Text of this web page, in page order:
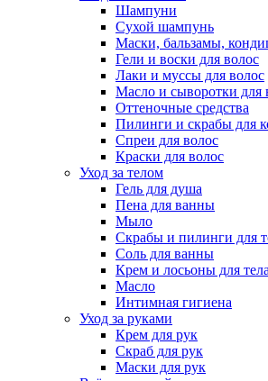
Шампуни
Сухой шампунь
Маски, бальзамы,
Гели и воски для волос
Лаки и муссы для волос
Масло и сыворотки для
Оттеночные средства
Пилинги и скрабы для
Спреи для волос
Краски для волос
Уход за телом
Гель для душа
Пена для ванны
Мыло
Скрабы и пилинги для
Соль для ванны
Крем и лосьоны для тела
Масло
Интимная гигиена
Уход за руками
Крем для рук
Скраб для рук
Маски для рук